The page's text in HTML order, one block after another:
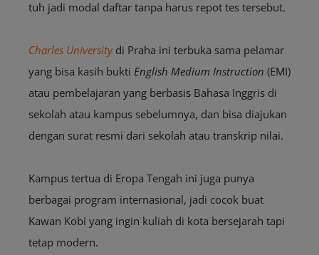
tuh jadi modal daftar tanpa harus repot tes tersebut.
Charles Universitydi Praha ini terbuka sama pelamar
yang bisa kasih bukti English Medium Instruction (EMI)
atau pembelajaran yang berbasis Bahasa Inggris di
sekolah atau kampus sebelumnya, dan bisa diajukan
dengan surat resmi dari sekolah atau transkrip nilai.
Kampus tertua di Eropa Tengah ini juga punya
berbagai program internasional, jadi cocok buat
Kawan Kobi yang ingin kuliah di kota bersejarah tapi
tetap modern.